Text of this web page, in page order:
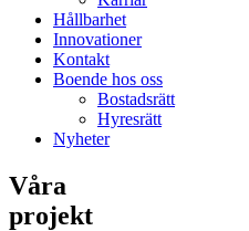
Hållbarhet
Innovationer
Kontakt
Boende hos oss
Bostadsrätt
Hyresrätt
Nyheter
Våra
projekt